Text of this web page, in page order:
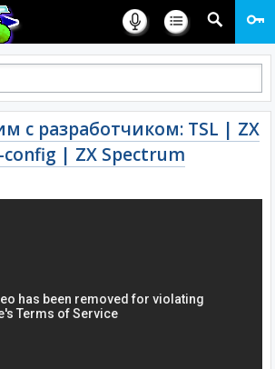
с разработчиком: TSL | ZX
| ZX Spectrum